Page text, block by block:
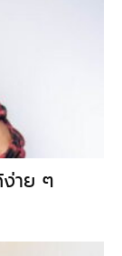
ง่าย ๆ